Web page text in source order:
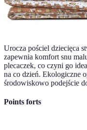
Urocza pościel dziecięca
zapewnia komfort snu
plecaczek, co czyni go
na co dzień. Ekologiczne
środowiskowo podejście
Points forts